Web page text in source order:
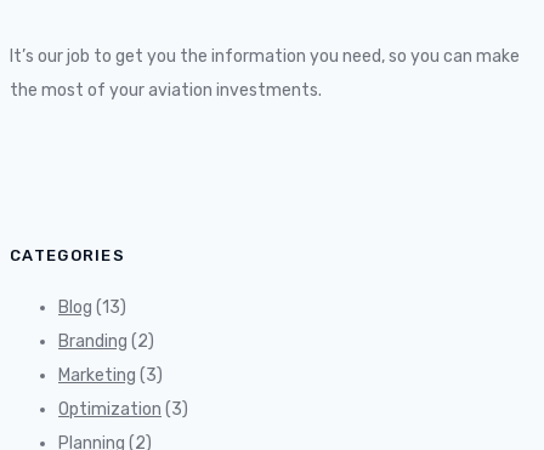
It’s our job to get you the information you need, so you can make
the most of your aviation investments.
CATEGORIES
Blog (13)
Branding (2)
Marketing (3)
Optimization (3)
Planning (2)